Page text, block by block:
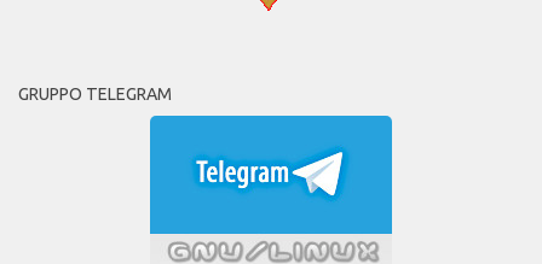
GRUPPO TELEGRAM